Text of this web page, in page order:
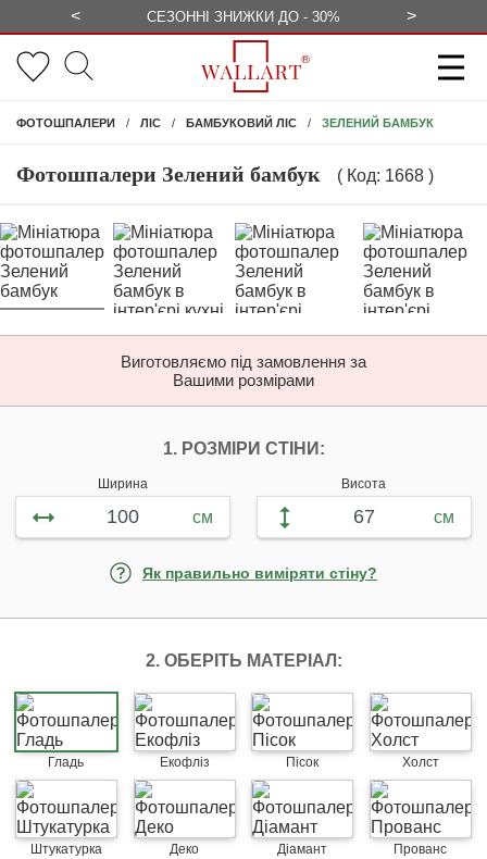
< СЕЗОННІ ЗНИЖКИ ДО - 30% >
ФОТОШПАЛЕРИ ЛІС БАМБУКОВИЙ ЛІС ЗЕЛЕНИЙ БАМБУК
Фотошпалери Зелений бамбук ( Код: 1668 )
Виготовляємо під замовлення за
Вашими розмірами
1. РОЗМІРИ СТІНИ:
Ширина
см
Висота
см
Як правильно виміряти стіну?
2. ОБЕРІТЬ МАТЕРІАЛ:
Гладь Екофліз Пісок Холст
Штукатурка Деко Діамант Прованс